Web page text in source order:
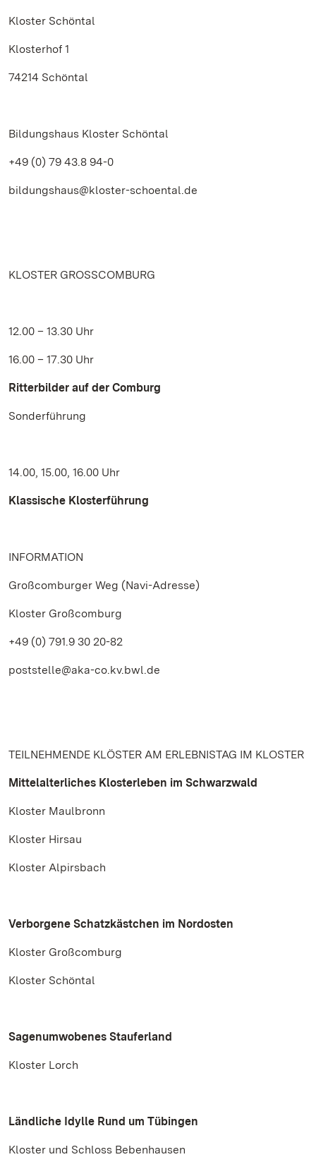
Kloster Schöntal
Klosterhof 1
74214 Schöntal
Bildungshaus Kloster Schöntal
+49 (0) 79 43.8 94-0
bildungshaus@kloster-schoental.de
KLOSTER GROSSCOMBURG
12.00 – 13.30 Uhr
16.00 – 17.30 Uhr
Ritterbilder auf der Comburg
Sonderführung
14.00, 15.00, 16.00 Uhr
Klassische Klosterführung
INFORMATION
Großcomburger Weg (Navi-Adresse)
Kloster Großcomburg
+49 (0) 791.9 30 20-82
poststelle@aka-co.kv.bwl.de
TEILNEHMENDE KLÖSTER AM ERLEBNISTAG IM KLOSTER
Mittelalterliches Klosterleben im Schwarzwald
Kloster Maulbronn
Kloster Hirsau
Kloster Alpirsbach
Verborgene Schatzkästchen im Nordosten
Kloster Großcomburg
Kloster Schöntal
Sagenumwobenes Stauferland
Kloster Lorch
Ländliche Idylle Rund um Tübingen
Kloster und Schloss Bebenhausen